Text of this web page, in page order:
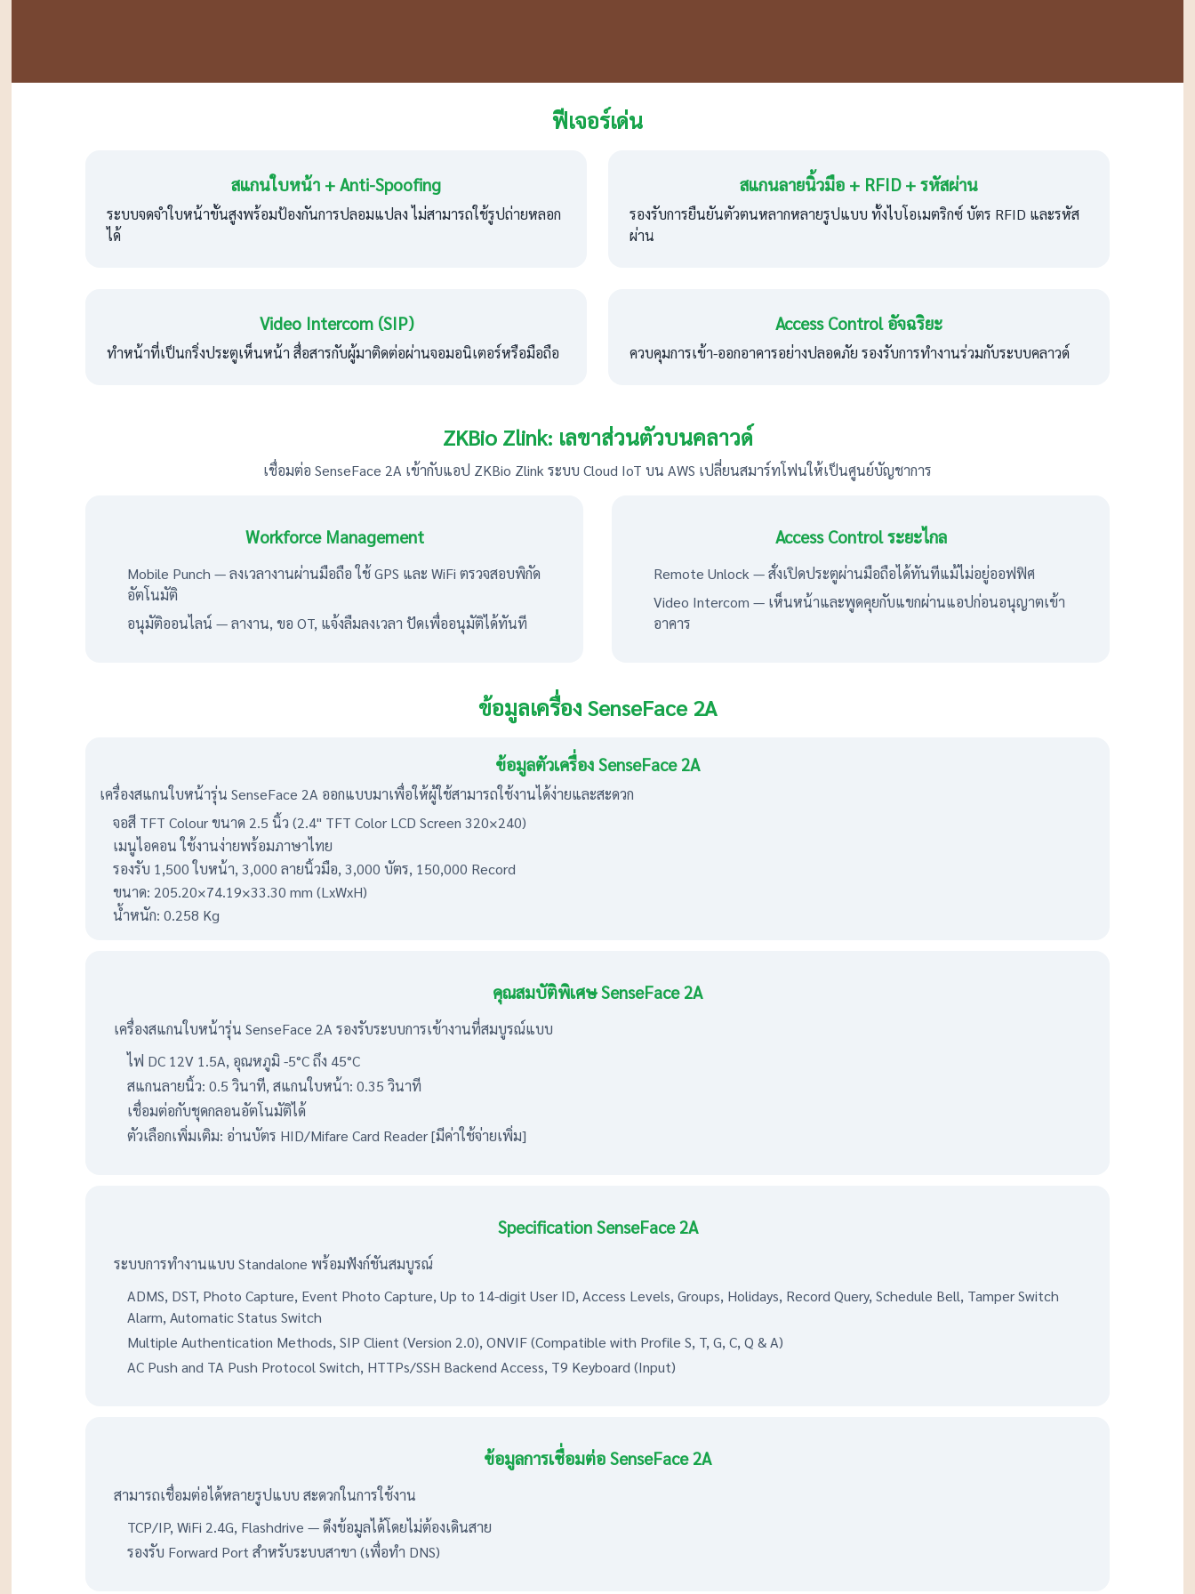
ฟีเจอร์เด่น
สแกนใบหน้า + Anti-Spoofing
ระบบจดจำใบหน้าขั้นสูงพร้อมป้องกันการปลอมแปลง ไม่สามารถใช้รูปถ่ายหลอก
ได้
สแกนลายนิ้วมือ + RFID + รหัสผ่าน
รองรับการยืนยันตัวตนหลากหลายรูปแบบ ทั้งไบโอเมตริกซ์ บัตร RFID และรหัส
ผ่าน
Video Intercom (SIP)
ทำหน้าที่เป็นกริ่งประตูเห็นหน้า สื่อสารกับผู้มาติดต่อผ่านจอมอนิเตอร์หรือมือถือ
Access Control อัจฉริยะ
ควบคุมการเข้า-ออกอาคารอย่างปลอดภัย รองรับการทำงานร่วมกับระบบคลาวด์
ZKBio Zlink: เลขาส่วนตัวบนคลาวด์
เชื่อมต่อ SenseFace 2A เข้ากับแอป ZKBio Zlink ระบบ Cloud IoT บน AWS เปลี่ยนสมาร์ทโฟนให้เป็นศูนย์บัญชาการ
Workforce Management
Mobile Punch — ลงเวลางานผ่านมือถือ ใช้ GPS และ WiFi ตรวจสอบพิกัด
อัตโนมัติ
อนุมัติออนไลน์ — ลางาน, ขอ OT, แจ้งลืมลงเวลา ปัดเพื่ออนุมัติได้ทันที
Access Control ระยะไกล
Remote Unlock — สั่งเปิดประตูผ่านมือถือได้ทันทีแม้ไม่อยู่ออฟฟิศ
Video Intercom — เห็นหน้าและพูดคุยกับแขกผ่านแอปก่อนอนุญาตเข้า
อาคาร
ข้อมูลเครื่อง SenseFace 2A
ข้อมูลตัวเครื่อง SenseFace 2A
เครื่องสแกนใบหน้ารุ่น SenseFace 2A ออกแบบมาเพื่อให้ผู้ใช้สามารถใช้งานได้ง่ายและสะดวก
จอสี TFT Colour ขนาด 2.5 นิ้ว (2.4" TFT Color LCD Screen 320×240)
เมนูไอคอน ใช้งานง่ายพร้อมภาษาไทย
รองรับ 1,500 ใบหน้า, 3,000 ลายนิ้วมือ, 3,000 บัตร, 150,000 Record
ขนาด: 205.20×74.19×33.30 mm (LxWxH)
น้ำหนัก: 0.258 Kg
คุณสมบัติพิเศษ SenseFace 2A
เครื่องสแกนใบหน้ารุ่น SenseFace 2A รองรับระบบการเข้างานที่สมบูรณ์แบบ
ไฟ DC 12V 1.5A, อุณหภูมิ -5°C ถึง 45°C
สแกนลายนิ้ว: 0.5 วินาที, สแกนใบหน้า: 0.35 วินาที
เชื่อมต่อกับชุดกลอนอัตโนมัติได้
ตัวเลือกเพิ่มเติม: อ่านบัตร HID/Mifare Card Reader [มีค่าใช้จ่ายเพิ่ม]
Specification SenseFace 2A
ระบบการทำงานแบบ Standalone พร้อมฟังก์ชันสมบูรณ์
ADMS, DST, Photo Capture, Event Photo Capture, Up to 14-digit User ID, Access Levels, Groups, Holidays, Record Query, Schedule Bell, Tamper Switch
Alarm, Automatic Status Switch
Multiple Authentication Methods, SIP Client (Version 2.0), ONVIF (Compatible with Profile S, T, G, C, Q & A)
AC Push and TA Push Protocol Switch, HTTPs/SSH Backend Access, T9 Keyboard (Input)
ข้อมูลการเชื่อมต่อ SenseFace 2A
สามารถเชื่อมต่อได้หลายรูปแบบ สะดวกในการใช้งาน
TCP/IP, WiFi 2.4G, Flashdrive — ดึงข้อมูลได้โดยไม่ต้องเดินสาย
รองรับ Forward Port สำหรับระบบสาขา (เพื่อทำ DNS)